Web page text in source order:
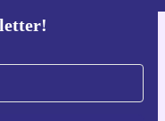
refurbed